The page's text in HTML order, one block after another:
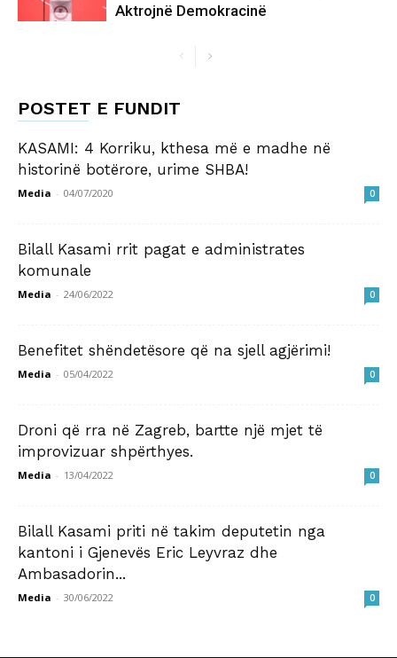
Aktrojnë Demokracinë
POSTET E FUNDIT
KASAMI: 4 Korriku, kthesa më e madhe në
historinë botërore, urime SHBA!
Media - 04/07/2020 0
Bilall Kasami rrit pagat e administrates
komunale
Media - 24/06/2022 0
Benefitet shëndetësore që na sjell agjërimi!
Media - 05/04/2022 0
Droni që rra në Zagreb, bartte një mjet të
improvizuar shpërthyes.
Media - 13/04/2022 0
Bilall Kasami priti në takim deputetin nga
kantoni i Gjenevës Eric Leyvraz dhe
Ambasadorin...
Media - 30/06/2022 0